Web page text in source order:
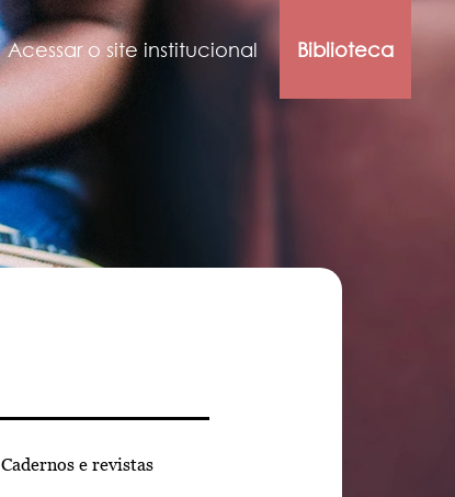
Acessar o site institucional Biblioteca
Cadernos e revistas